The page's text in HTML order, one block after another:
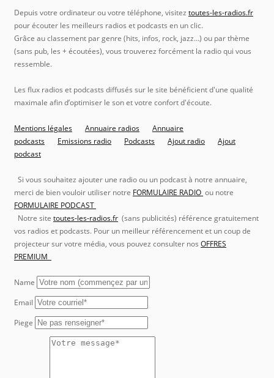
Depuis votre ordinateur ou votre téléphone, visitez toutes-les-radios.fr
pour écouter les meilleurs radios et podcasts en un clic.
Grâce au classement par genre (hits, infos, rock, jazz…) ou par thème
(sans pub, les + écoutées), vous trouverez forcément la radio qui vous
ressemble.
Les flux radios et podcasts diffusés sur le site bénéficient d'une qualité
maximale afin d’optimiser le son et votre confort d'écoute.
Mentions légales Annuaire radios
Annuaire
podcasts
Emissions radio Podcasts Ajout radio
Ajout
podcast
Si vous souhaitez ajouter une radio ou un podcast à notre annuaire,
merci de bien vouloir utiliser notre FORMULAIRE RADIO ou notre
FORMULAIRE PODCAST
Notre site toutes-les-radios.fr (sans publicités) référence gratuitement
vos radios et podcasts. Pour un meilleur référencement et un coup de
projecteur sur votre média, vous pouvez consulter nos OFFRES
PREMIUM
Name
Email
Piege